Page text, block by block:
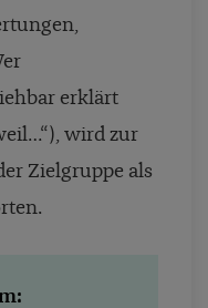
erklärt
wird zur
Zielgruppe als